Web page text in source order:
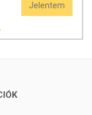
Jelentem